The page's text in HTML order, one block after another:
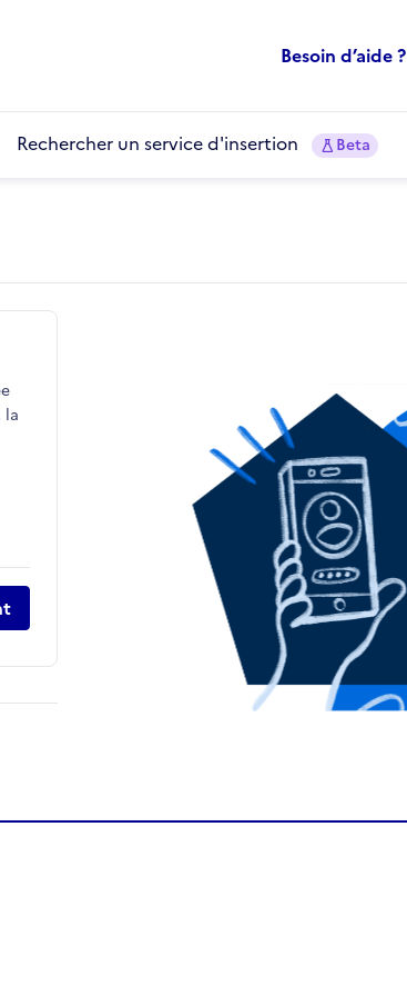
Besoin d’aide ?
Rechercher un service d'insertion Beta
la